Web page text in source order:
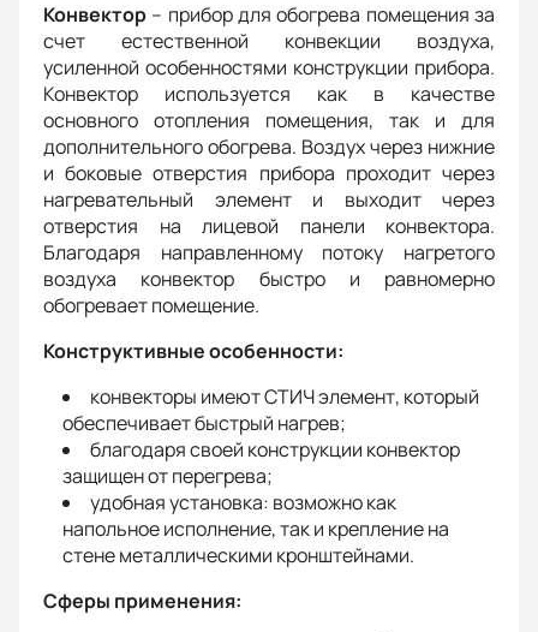
Конвектор – прибор для обогрева помещения за
счет естественной конвекции воздуха,
усиленной особенностями конструкции прибора.
Конвектор используется как в качестве
основного отопления помещения, так и для
дополнительного обогрева. Воздух через нижние
и боковые отверстия прибора проходит через
нагревательный элемент и выходит через
отверстия на лицевой панели конвектора.
Благодаря направленному потоку нагретого
воздуха конвектор быстро и равномерно
обогревает помещение.
Конструктивные особенности:
конвекторы имеют СТИЧ элемент, который
обеспечивает быстрый нагрев;
благодаря своей конструкции конвектор
защищен от перегрева;
удобная установка: возможно как
напольное исполнение, так и крепление на
стене металлическими кронштейнами.
Сферы применения: